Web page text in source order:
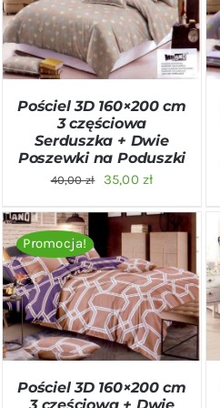
SZCZEGÓŁY
Pościel 3D 160×200 cm
3 częściowa
Serduszka + Dwie
Poszewki na Poduszki
40,00zł
Pierwotna
wynosiła:
40,00 zł.
35,00 złAktualna
wynosi:
35,00 zł.
Promocja!
DODAJ DO KOSZYKA
/
SZCZEGÓŁY
Pościel 3D 160×200 cm